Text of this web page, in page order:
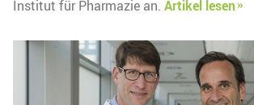
Institut für Pharmazie an. Artikel lesen